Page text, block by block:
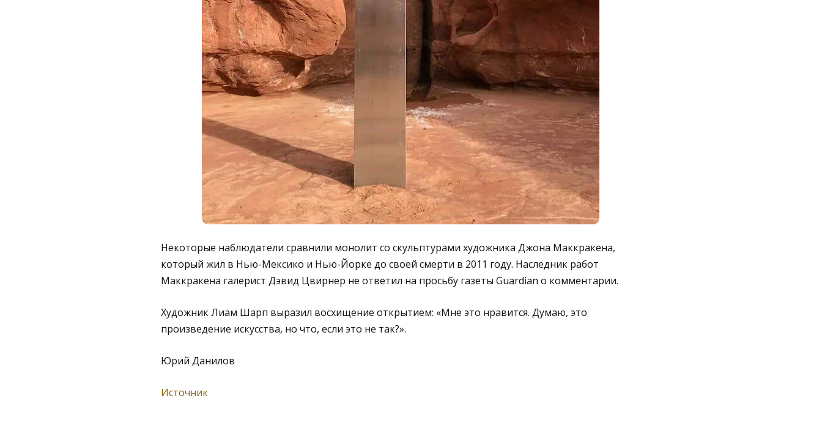
Некоторые наблюдатели сравнили монолит со скульптурами художника Джона Маккракена,
который жил в Нью-Мексико и Нью-Йорке до своей смерти в 2011 году. Наследник работ
Маккракена галериcт Дэвид Цвирнер не ответил на просьбу газеты Guardian о комментарии.
Художник Лиам Шарп выразил восхищение открытием: «Мне это нравится. Думаю, это
произведение искусства, но что, если это не так?».
Юрий Данилов
Источник